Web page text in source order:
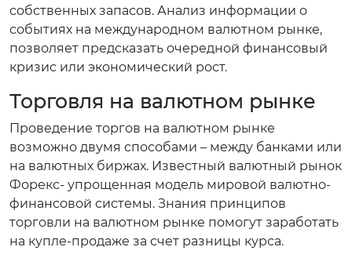
собственных запасов. Анализ информации о
событиях на международном валютном рынке,
позволяет предсказать очередной финансовый
кризис или экономический рост.
Торговля на валютном рынке
Проведение торгов на валютном рынке
возможно двумя способами – между банками или
на валютных биржах. Известный валютный рынок
Форекс- упрощенная модель мировой валютно-
финансовой системы. Знания принципов
торговли на валютном рынке помогут заработать
на купле-продаже за счет разницы курса.